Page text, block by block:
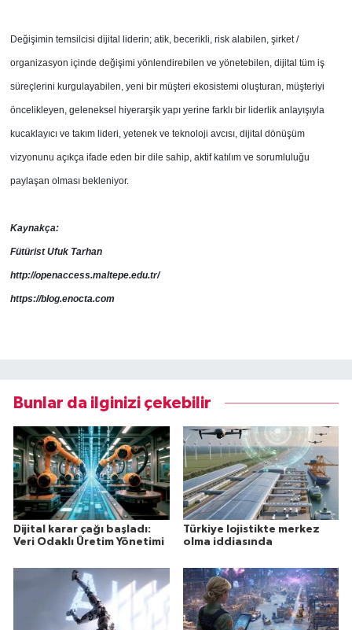
Değişimin temsilcisi dijital liderin; atik, becerikli, risk alabilen, şirket /
organizasyon içinde değişimi yönlendirebilen ve yönetebilen, dijital tüm iş
süreçlerini kurgulayabilen, yeni bir müşteri ekosistemi oluşturan, müşteriyi
öncelikleyen, geleneksel hiyerarşik yapı yerine farklı bir liderlik anlayışıyla
kucaklayıcı ve takım lideri, yetenek ve teknoloji avcısı, dijital dönüşüm
vizyonunu açıkça ifade eden bir dile sahip, aktif katılım ve sorumluluğu
paylaşan olması bekleniyor.
Kaynakça:
Fütürist Ufuk Tarhan
http://openaccess.maltepe.edu.tr/
https://blog.enocta.com
Bunlar da ilginizi çekebilir
Dijital karar çağı başladı:
Veri Odaklı Üretim Yönetimi
Türkiye lojistikte merkez
olma iddiasında